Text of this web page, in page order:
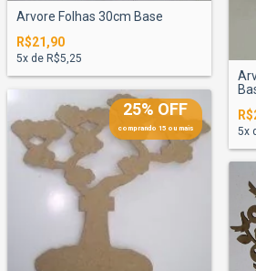
Arvore Folhas 30cm Base
R$21,90
5x de R$5,25
5x
25% OFF
comprando 15 ou mais